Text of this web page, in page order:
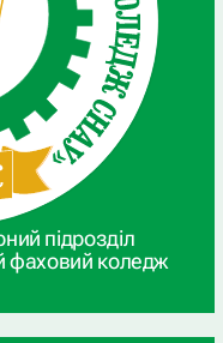
підрозділ
фаховий коледж